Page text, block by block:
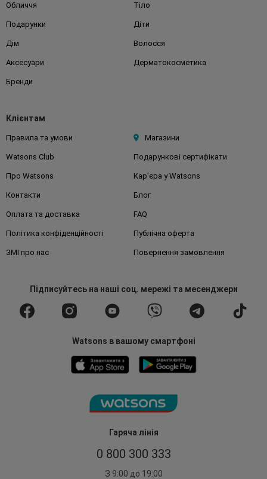
Гаряча лінія
0 800 300 333
З 9:00 до 19:00
Обличчя Тіло
Подарунки Діти
Дім Волосся
Аксесуари Дерматокосметика
Бренди
Клієнтам
Правила та умови Магазини
Watsons Club Подарункові сертифікати
Про Watsons Кар'єра у Watsons
Контакти Блог
Оплата та доставка FAQ
Політика конфіденційності Публічна оферта
ЗМІ про нас Повернення замовлення
Підписуйтесьна наші соц. мережі та месенджери
Watsons в вашому смартфоні